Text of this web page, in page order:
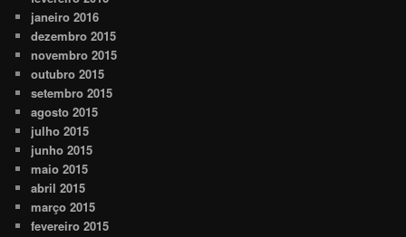
janeiro 2016
dezembro 2015
novembro 2015
outubro 2015
setembro 2015
agosto 2015
julho 2015
junho 2015
maio 2015
abril 2015
março 2015
fevereiro 2015